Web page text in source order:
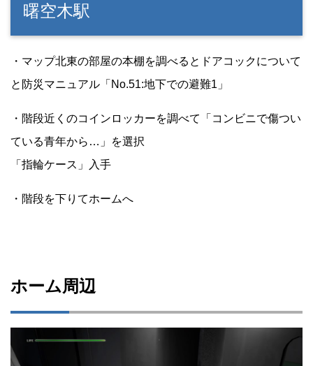
曙空木駅
・マップ北東の部屋の本棚を調べるとドアコックについて
と防災マニュアル「No.51:地下での避難1」
・階段近くのコインロッカーを調べて「コンビニで傷つい
ている青年から…」を選択
「指輪ケース」入手
・階段を下りてホームへ
ホーム周辺